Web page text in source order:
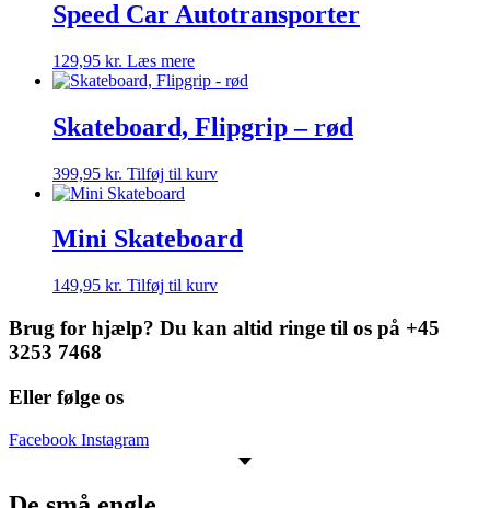
Speed Car Autotransporter
129,95 kr. Læs mere
Skateboard, Flipgrip – rød
399,95 kr. Tilføj til kurv
Mini Skateboard
149,95 kr. Tilføj til kurv
Brug for hjælp? Du kan altid ringe til os på +45
3253 7468
Eller følge os
Facebook Instagram